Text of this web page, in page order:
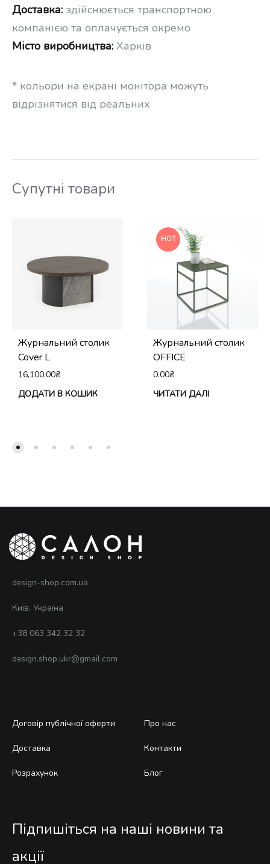
Доставка: здійснюється транспортною
компанією та оплачується окремо
Місто виробництва: Харків
* кольори на екрані монітора можуть
відрізнятися від реальних
Супутні товари
Журнальний столик
Cover L
16,100.00₴
ДОДАТИ В КОШИК
HOT
Журнальний столик
OFFICE
0.00₴
ЧИТАТИ ДАЛІ
design-shop.com.ua
Київ, Україна
+38 063 342 32 32
design.shop.ukr@gmail.com
Договір публічної оферти
Доставка
Розрахунок
Про нас
Контакти
Блог
Підпишіться на наші новини та
акції